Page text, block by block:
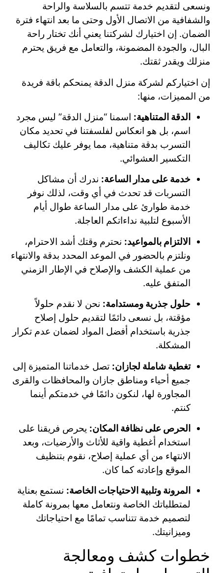
ونسعى لتقديم خدمة تتسم بالسلاسة والراحة
والشفافية من الاتصال الأول وحتى ما بعد انتهاء فترة
الضمان. إن اختيارك لشركتنا يعني أنك تختار راحة
البال، والجودة المضمونة، والتعامل مع فريق يحترم
منزلك ويقدر ثقتك.
إن اختياركم لشركة منزل الدقة يمنحكم باقة فريدة
من المميزات، منها:
الدقة المتناهية: اسمنا “منزل الدقة” ليس مجرد
اسم، بل هو انعكاس لفلسفتنا في تحديد مكان
التسرب بدقة متناهية، مما يوفر عليك تكاليف
التكسير العشوائي.
خدمة على مدار الساعة: ندرك أن مشاكل
التسربات قد تحدث في أي وقت، لذلك نوفر
خدمة طوارئ على مدار الساعة طوال أيام
الأسبوع لتلبية نداءاتكم العاجلة.
الالتزام بالمواعيد: نحترم وقتك أشد الاحترام،
ونلتزم بالحضور في الموعد المحدد بدقة والانتهاء
من عملية الكشف والإصلاح في الإطار الزمني
المتفق عليه.
حلول جذرية ومستدامة: نحن لا نقدم حلولاً
مؤقتة، بل نسعى دائمًا لتقديم حلول إصلاح
جذرية باستخدام أفضل المواد لضمان عدم تكرار
المشكلة.
تغطية شاملة لجازان: تصل خدماتنا المتميزة إلى
جميع أحياء ومناطق جازان والمحافظات والقرى
المجاورة لها، لنكون دائمًا في خدمتكم أينما
كنتم.
الحرص على نظافة المكان: يحرص فريقنا على
استخدام أغطية واقية للأثاث والأرضيات، وبعد
الانتهاء من أي عملية إصلاح، نقوم بتنظيف
الموقع وإعادته كما كان.
المرونة وتلبية الاحتياجات الخاصة: نستمع بعناية
لمتطلباتك الخاصة ونتعامل معها بمرونة كاملة
لتصميم خدمة تتناسب تمامًا مع احتياجاتك
وميزانيتك.
خطوات كشف ومعالجة